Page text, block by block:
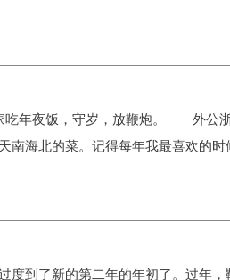
吃年夜饭，守岁，放鞭炮。 外公
南海北的菜。记得每年我最喜欢的时
到了新的第二年的年初了。过年，